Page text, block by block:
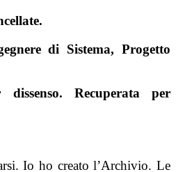
di Sistema, Progetto
Recuperata per
Io ho creato l’Archivio. Le